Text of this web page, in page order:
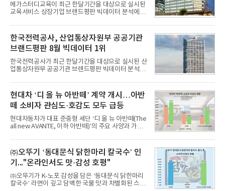
메가스터디교육이 최근 한달기간을 대상으로 실시된
교육서비스 상장기업 브랜드평판 빅데이터 분석에서
일 한국기업평판연구소(소장 구창환)는 국내 교육서
비스 상장기업 브랜드를 대상으로 지난 7월 7일부터
8월 7일까지 수집된 소비자 빅데이터 10,074,233건
을 분석한 결과, 메가스터디교육이 브랜드평판지수
1,710,926을 기록하며 8월 1위에 올랐다고 밝혔다.
분석에 활용된 빅데이터는 지난 7월(9,491,206건) 대
비 6.14% 증가한 수치로, 교육서비스 상장기업 브랜
디교육, 대교, 디지
한국전력공사, 산업통상자원부 공공기관
브랜드평판 8월 빅데이터 1위
한국전력공사가 최근 한달기간을 대상으로 실시된 산
업통상자원부 공공기관 브랜드평판 빅데이터 분석에
이 순으로 뒤를 이었다.7일 한국기업평판연구소(소장
구창환)는 산업통상자원부 공공기관 41개 브랜드를
대상으로 지난 7월 7일부터 8월 7일까지 수집된 소비
자 빅데이터 91,102,549건을 분석한 결과, 한국전력
공사가 브랜드평판지수 10,670,633을 기록하며 8월
1위에 올랐다고 밝혔다. 분석에 활용된 빅데이터는 지
난 7월(88,893,823건) 대비 2.48% 증가한 수치다.연
수력원자력, 한국석
현대차 ‘디 올 뉴 아반떼’ 계약 개시…아반
떼 소비자 관심도·호감도 모두 급등
현대자동차가 대표 준중형 세단 ‘디 올 뉴 아반떼(The
all new AVANTE, 이하 아반떼)’의 주요 사양과 가격
떼는 6년 만에 선보이는 8세대 완전변경 모델로, ▲정
교한 선과 면을 중심으로 완성한 파격적인 디자인 ▲
과거 중형 세단 수준으로 확대된 차체 제원 ▲글로벌
최고 수준의 안전성 ▲성능과 효율을 동시에 높인 주
행 완성도 ▲첨단 편의 및 디지털 사양 적용 등을 통해
글로벌 준중형 세단의 새로운 기준을 세웠다.아반떼
는 가솔린 2.0과 1.6 하이브리드 두 가지 파워트레인
㈜오뚜기 ‘동대문식 닭한마리 칼국수’ 인
기..."온라인서도 맛·감성 호평"
㈜오뚜기가 K-노포 감성을 담은 ‘동대문식 닭한마리
칼국수’ 라면이 깊고 담백한 국물 맛과 차별화된 스토